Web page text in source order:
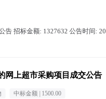
告 招标金额: 1327632 公告时间:
网上超市采购项目成交公告
中标金额 | 1500.00